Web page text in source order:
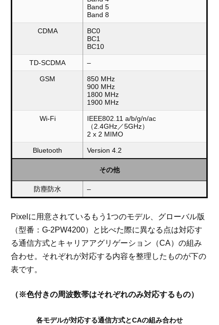
Band 5
Band 8
CDMA
BC0
BC1
BC10
TD-SCDMA –
GSM
850 MHz
900 MHz
1800 MHz
1900 MHz
Wi-Fi
IEEE802.11 a/b/g/n/ac
（2.4GHz／5GHz）
2 x 2 MIMO
Bluetooth Version 4.2
その他
防塵防水 –
Pixelに用意されているもう1つのモデル、グローバル版
（型番：G-2PW4200）と比べた際に異なる点は対応す
る通信方式とキャリアアグリゲーション（CA）の組み
合わせ。それぞれが対応する内容を整理したものが下の
表です。
（※色付きの周波数帯はそれぞれのみ対応するもの）
各モデルが対応する通信方式とCAの組み合わせ